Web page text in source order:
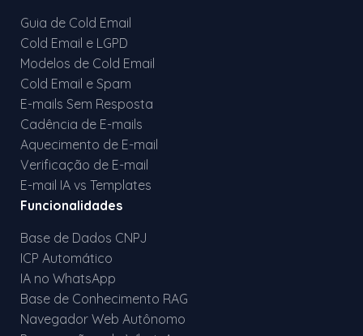
Guia de Cold Email
Cold Email e LGPD
Modelos de Cold Email
Cold Email e Spam
E-mails Sem Resposta
Cadência de E-mails
Aquecimento de E-mail
Verificação de E-mail
E-mail IA vs Templates
Funcionalidades
Base de Dados CNPJ
ICP Automático
IA no WhatsApp
Base de Conhecimento RAG
Navegador Web Autônomo